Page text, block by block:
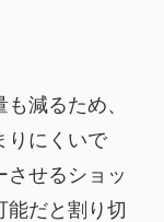
減るため、
りにくいで
させるショッ
能だと割り切